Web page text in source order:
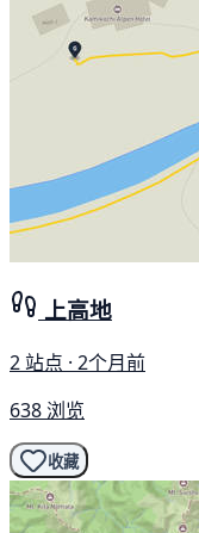
上高地
2 站点 · 2个月前
638 浏览
收藏